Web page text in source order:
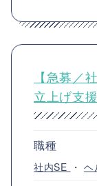
【急募／
立上げ支
職種
社内SE ・ ヘ